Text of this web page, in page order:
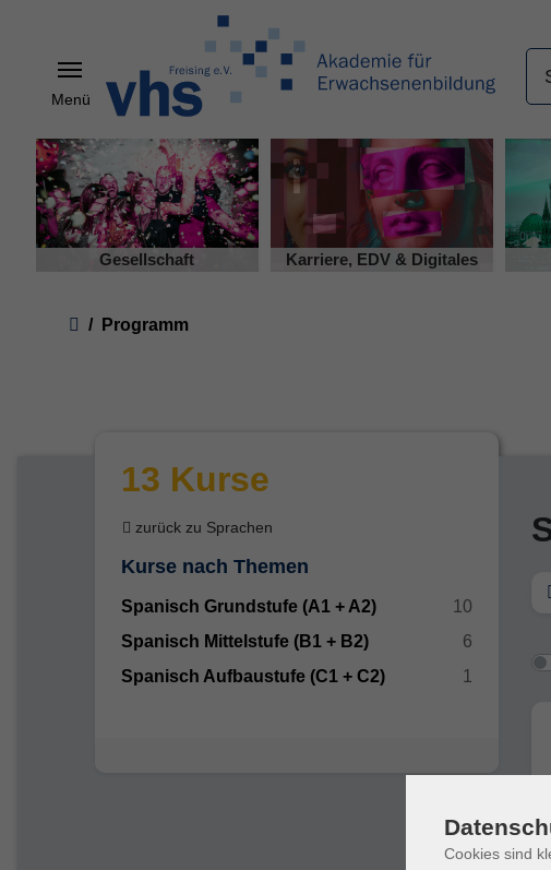
Menü
Gesellschaft Karriere, EDV & Digitales
Programm
13 Kurse
zurück zu Sprachen
Kurse nach Themen
Spanisch Grundstufe (A1 + A2)
10
Spanisch Mittelstufe (B1 + B2)
6
Spanisch Aufbaustufe (C1 + C2)
1
Cookies sind